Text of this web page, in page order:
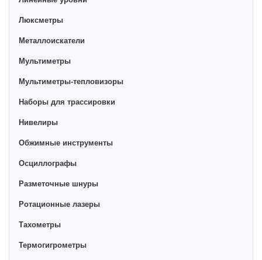
Люксметры
Металлоискатели
Мультиметры
Мультиметры-тепловизоры
Наборы для трассировки
Нивелиры
Обжимные инструменты
Осциллографы
Разметочные шнуры
Ротационные лазеры
Тахометры
Термогигрометры